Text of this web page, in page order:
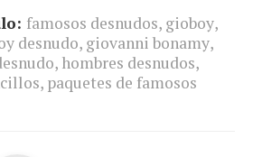
famosos desnudos, gioboy,
desnudo, giovanni bonamy,
, hombres desnudos,
, paquetes de famosos